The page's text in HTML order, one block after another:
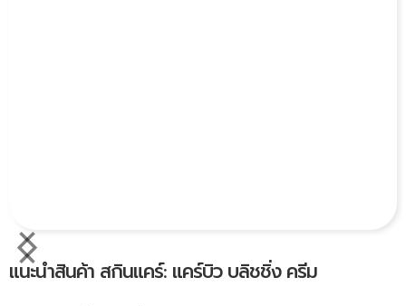
แนะนำสินค้า สกินแคร์: แคร์บิว บลิชชิ่ง ครีม